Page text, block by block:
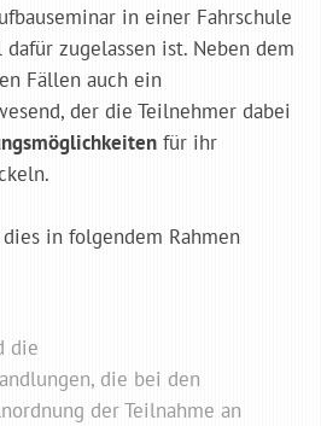
in einer Fahrschule
zugelassen ist. Neben dem
Fällen auch ein
der die Teilnehmer dabei
für ihr
in folgendem Rahmen
die
die bei den
der Teilnahme an